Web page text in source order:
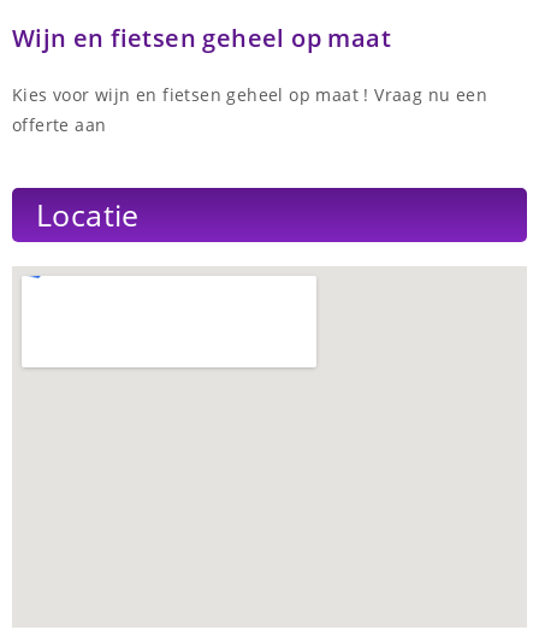
Wijn en fietsen geheel op maat
Kies voor wijn en fietsen geheel op maat ! Vraag nu een
offerte aan
Locatie